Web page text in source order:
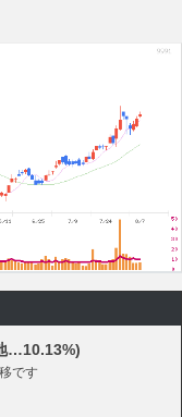
n
…10.13%)
です